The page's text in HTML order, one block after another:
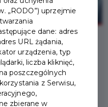
-
„RODO”) uprzejmie
dane: adres
URL żądania,
urządzenia, typ
liczba kliknięć,
poszczególnych
z Serwisu,
zbierane w